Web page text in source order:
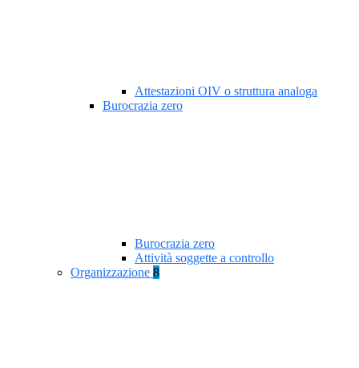
Attestazioni OIV o struttura analoga
Burocrazia zero
Burocrazia zero
Attività soggette a controllo
Organizzazione 8